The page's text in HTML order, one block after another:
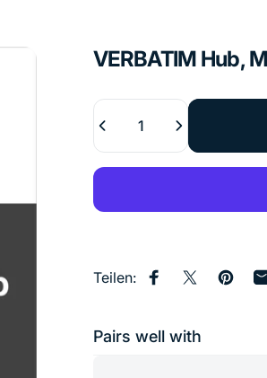
VERBATIM Hub,
Anzahl
Teilen: Auf Facebook
Auf X teilen
Auf
Pairs well with